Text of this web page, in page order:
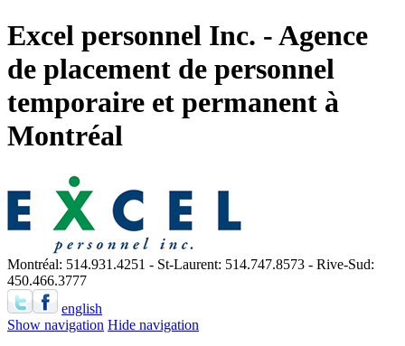
Excel personnel Inc. - Agence
de placement de personnel
temporaire et permanent à
Montréal
Montréal: 514.931.4251 - St-Laurent: 514.747.8573 - Rive-Sud:
450.466.3777
english
Show navigation Hide navigation